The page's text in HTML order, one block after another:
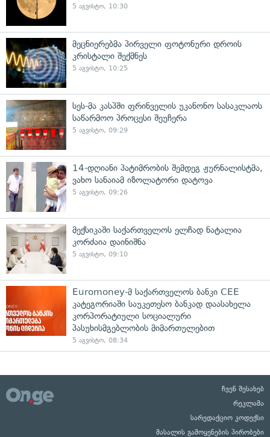
5 აგვისტო, 10:30
მეცნიერებმა პირველი ფოტონური დროის
კრისტალი შექმნეს
5 აგვისტო, 10:25
სეს-მა კასპში ფრინველის უკანონო სასაკლაოს
საწარმოო პროცესი შეუჩერა
5 აგვისტო, 09:29
14-დღიანი პატიმრობის შემდეგ ჟურნალისტმა,
ვახო სანაიამ იზოლატორი დატოვა
5 აგვისტო, 09:26
მექსიკაში საქართველოს ელჩად ნატალია
კორძაია დაინიშნა
5 აგვისტო, 09:10
Euromoney-მ საქართველოს ბანკი CEE
კატეგორიაში საუკეთესო ბანკად დაასახელა
კორპორატიული სოციალური
პასუხისმგებლობის მიმართულებით
5 აგვისტო, 08:34
ჩვენ შესახებ
რეკლამა
სარედაქციო კოდექსი
მასალის გამოყენების პირობები